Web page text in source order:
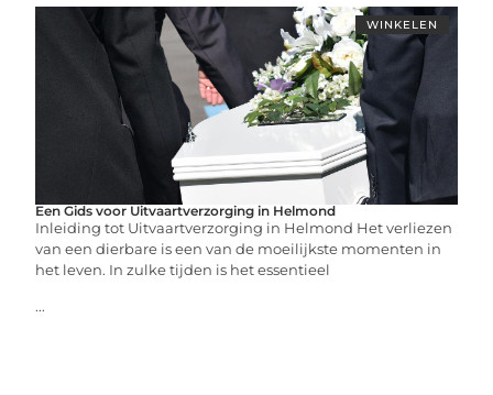
WINKELEN
Een Gids voor Uitvaartverzorging in Helmond
Inleiding tot Uitvaartverzorging in Helmond Het verliezen
van een dierbare is een van de moeilijkste momenten in
het leven. In zulke tijden is het essentieel
...